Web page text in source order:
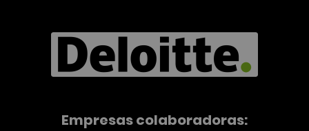
Empresas colaboradoras: